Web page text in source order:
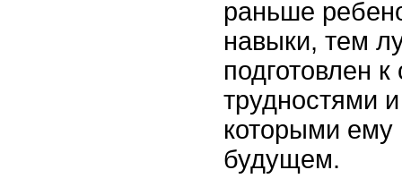
раньше
навыки, тем
подготовлен
трудностями
которыми ему
будущем.